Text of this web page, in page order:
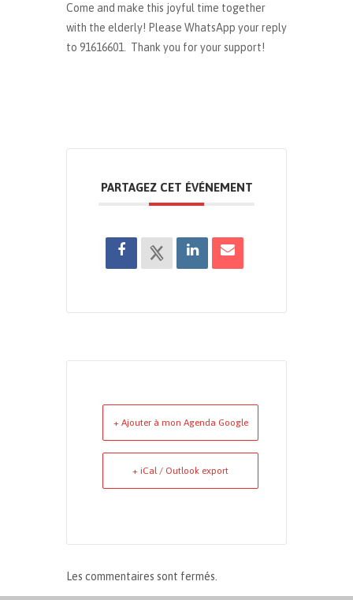
Come and make this joyful time together
with the elderly! Please WhatsApp your reply
to 91616601. Thank you for your support!
PARTAGEZ CET ÉVÉNEMENT
+ Ajouter à mon Agenda Google
+ iCal / Outlook export
Les commentaires sont fermés.